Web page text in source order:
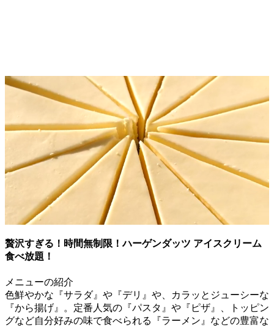
贅沢すぎる！時間無制限！ハーゲンダッツ アイスクリーム
食べ放題！
メニューの紹介
色鮮やかな『サラダ』や『デリ』や、カラッとジューシーな
『から揚げ』。定番人気の『パスタ』や『ピザ』、トッピン
グなど自分好みの味で食べられる『ラーメン』などの豊富な